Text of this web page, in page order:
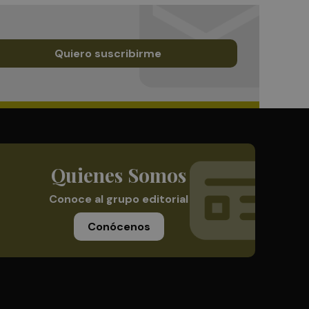
Quiero suscribirme
Quienes Somos
Conoce al grupo editorial
Conócenos